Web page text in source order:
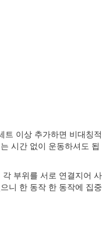
트 이상 추가하면 비대칭적
시간 없이 운동하셔도 됩
부위를 서로 연결지어 사
니 한 동작 한 동작에 집중